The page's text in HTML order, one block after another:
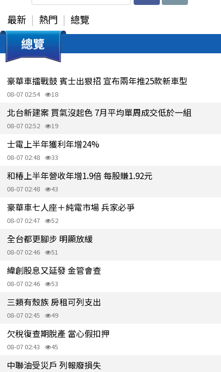
最新 熱門 總覽
總覽
豪華車擂戰鼓 賓士出狠招 宣布兩年推25款新車型
08-07 02:54 18
北台新建案 買氣沒起色 7月平均單周成交低於一組
08-07 02:52 19
士電上半年獲利年增24%
08-07 02:48 33
和椿上半年營收年增1.9倍 每股賺1.92元
08-07 02:48 43
豪華車七人座＋純電市場 兵家必爭
08-07 02:47 52
全台都更腳步 明顯放緩
08-07 02:46 51
緯創股息又延發 金管會查
08-07 02:46 53
三類有殼族 房租可列支出
08-07 02:45 49
欠稅復查期脫產 當心假扣押
08-07 02:43 45
中聯油受災戶 列報廢損失